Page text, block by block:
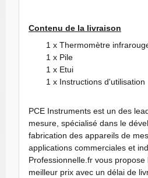
Contenu de la livraison
1 x Thermomètre
1 x Pile
1 x Etui
1 x Instructions d'utilisation
PCE Instruments est un des
mesure, spécialisé dans le
fabrication des appareils de
applications commerciales et
Professionnelle.fr vous propose
meilleur prix avec un délai de